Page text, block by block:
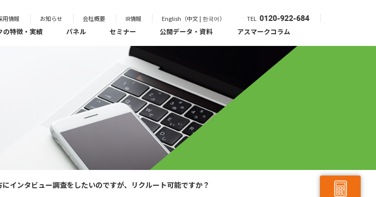
用情報 お知らせ 会社概要 IR情報 English（中文 | 한국어） TEL
の特徴・実績 パネル セミナー 公開データ・資料 アスマークコラム
インタビュー調査をしたいのですが、リクルート可能ですか？